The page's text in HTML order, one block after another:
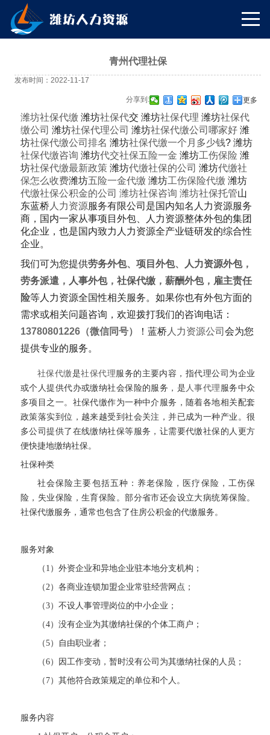
青州代理社保
发布时间：2022-11-17
分享到: 更多
潍坊社保代缴 潍坊社保代交 潍坊社保代理 潍坊社保代
缴公司 潍坊社保代理公司 潍坊社保代缴公司哪家好 潍
坊社保代缴公司排名 潍坊社保代缴一个月多少钱? 潍坊
社保代缴咨询 潍坊代交社保五险一金 潍坊工伤保险 潍
坊社保代缴最新政策 潍坊代缴社保的公司 潍坊代缴社
保怎么收费潍坊五险一金代缴 潍坊工伤保险代缴 潍坊
代缴社保公积金的公司 潍坊社保咨询 潍坊社保托管山
东蓝桥 人力资源服务有限公司是国内知名人力资源服务
商，国内一家从事项目外包、人力资源整体外包的集团
化企业，也是国内致力人力资源全产业链研发的综合性
企业。
我们可为您提供劳务外包、 项目外包、 人力资源外包，
劳务派遣 ， 人事外包， 社保代缴 ， 薪酬外包， 雇主责任
险等人力资源全国性相关服务。如果你也有外包方面的
需求或相关问题咨询，欢迎拨打我们的咨询电话：
13780801226（微信同号）
！蓝桥 人力资源公司 会为您
提供专业的服务。
社保代缴是社保代理服务的主要内容，指代理公司为企业
或个人提供代办或缴纳社会保险的服务，是 人事代理 服务中众
多项目之一。社保代缴作为一种中介服务，随着各地相关配套
政策落实到位，越来越受到社会关注，并已成为一种产业。很
多公司提供了在线缴纳社保等服务，让需要代缴社保的人更方
便快捷地缴纳社保。
社保种类
社会保险主要包括五种：养老保险，医疗保险，工伤保
险，失业保险，生育保险。部分省市还会设立大病统筹保险。
社保代缴服务，通常也包含了住房公积金的代缴服务。
服务对象
（1）外资企业和异地企业驻本地分支机构；
（2）各商业连锁加盟企业常驻经营网点；
（3）不设人事管理岗位的中小企业；
（4）没有企业为其缴纳社保的个体工商户；
（5）自由职业者；
（6）因工作变动，暂时没有公司为其缴纳社保的人员；
（7）其他符合政策规定的单位和个人。
服务内容